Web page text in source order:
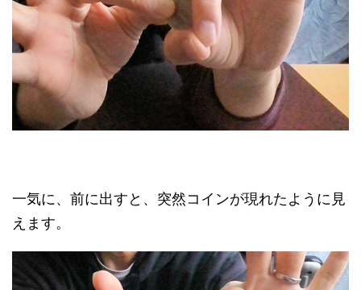
一気に、前に出すと、突然コインが現れたように見
えます。